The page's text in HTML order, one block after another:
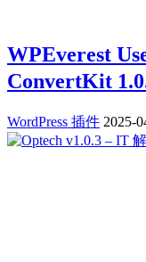
WPEverest
ConvertKit
WordPress 插件 2025-